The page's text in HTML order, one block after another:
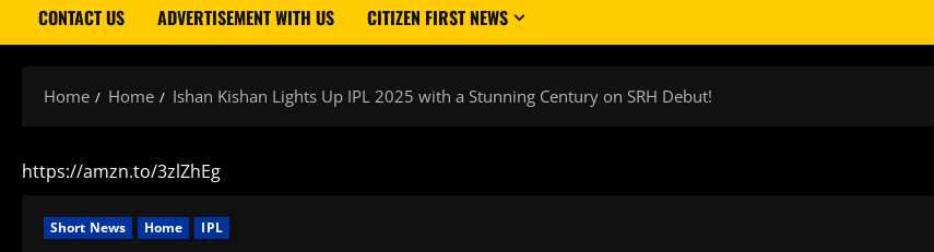
CONTACT US ADVERTISEMENT WITH US CITIZEN FIRST NEWS
Home Home Ishan Kishan Lights Up IPL 2025 with a Stunning Century on SRH Debut!
https://amzn.to/3zlZhEg
Short News Home IPL